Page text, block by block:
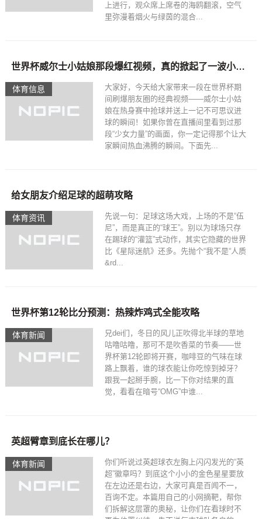
上进行，观众席上席卷的海鸥翻滚，空气
里弥漫着烟火与绿茵的混合...
体育信息
世界杯威尔士小姑娘那段爆红视频，真的掀起了一波小伙伴的“秒杀”狂潮
大家好，今天给大家带来一段在世界杯期
间刷爆朋友圈的经典视频——威尔士小姑
娘在热身赛中抢球并送上一记不可思议进
球的瞬间！如果你曾在直播间里看到过那
段“少女力量”的画面，你一定记得那个让大
家瞬间热血沸腾的瞬间。下面先...
体育资讯
给女朋友介绍足球的超萌攻略
先说一句：足球这场大戏，上场的不是“伍
尼”，而是真正的“球王”。别以为球场只存
在踢球的“灌篮”式动作，其实它隐藏的世界
比《星际迷航》还多。先抛个“我不是“人质
&rd...
体育新闻
世界杯第12轮比分预测：热辣炸鸡式全能攻略
兄dei们，冬日的风儿正吹得北半球的草地
咕噜咕噜，那可不是吹香菜的节奏——世
界杯第12轮即将开赛，咖啡豆的气味在球
路上飘着，谁的球衣能让你吃惊到掉牙？
跟我一起掰手腕，比一下你对结果的直
觉，看看在暗号“OMG”中谁...
体育新闻
英超臂章到底长在哪儿？
你们听说过英超球衣左胸上闪闪发光的“英
超”徽章吗？到底这个小小的金色星星要放
在左边还是右边，大家可真是百闻不一，
百询不定。本篇用自己的小网摘靶，帮你
们拆解这层罩的奥秘，让你们在看球时不